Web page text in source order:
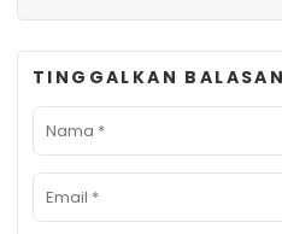
TINGGALKAN BALASAN